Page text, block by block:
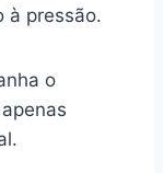
à pressão.
o